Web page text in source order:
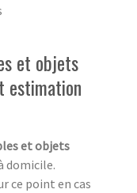
et objets
estimation
et objets
domicile.
ce point en cas